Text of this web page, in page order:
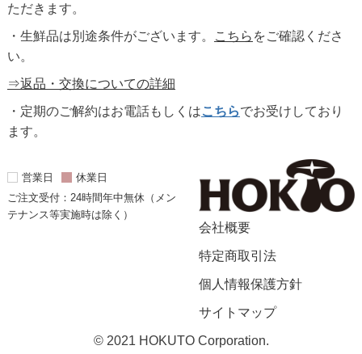
ただきます。
・生鮮品は別途条件がございます。
こちら をご確認くださ
い。
⇒返品・交換についての詳細
・定期のご解約はお電話もしくはこちらでお受けしており
ます。
営業日
休業日
ご注文受付：24時間年中無休（メン
テナンス等実施時は除く）
会社概要
特定商取引法
個人情報保護方針
サイトマップ
© 2021 HOKUTO Corporation.